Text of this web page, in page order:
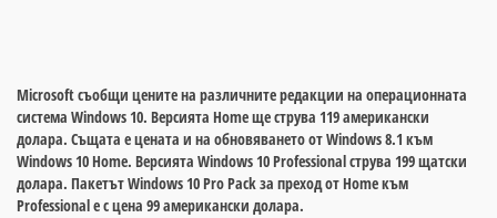
Microsoft съобщи цените на различните редакции на операционната
система Windows 10. Версията Home ще струва 119 американски
долара. Същата е цената и на обновяването от Windows 8.1 към
Windows 10 Home. Версията Windows 10 Professional струва 199 щатски
долара. Пакетът Windows 10 Pro Pack за преход от Home към
Professional е с цена 99 американски долара.